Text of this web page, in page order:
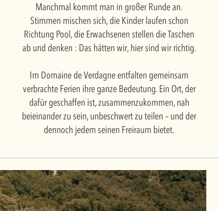
Manchmal kommt man in großer Runde an.
Stimmen mischen sich, die Kinder laufen schon
Richtung Pool, die Erwachsenen stellen die Taschen
ab und denken : Das hätten wir, hier sind wir richtig.
Im Domaine de Verdagne entfalten gemeinsam
verbrachte Ferien ihre ganze Bedeutung. Ein Ort, der
dafür geschaffen ist, zusammenzukommen, nah
beieinander zu sein, unbeschwert zu teilen – und der
dennoch jedem seinen Freiraum bietet.